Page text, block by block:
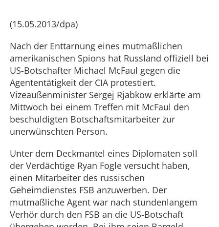
(15.05.2013/dpa)
Nach der Enttarnung eines mutmaßlichen
amerikanischen Spions hat Russland offiziell bei
US-Botschafter Michael McFaul gegen die
Agententätigkeit der CIA protestiert.
Vizeaußenminister Sergej Rjabkow erklärte am
Mittwoch bei einem Treffen mit McFaul den
beschuldigten Botschaftsmitarbeiter zur
unerwünschten Person.
Unter dem Deckmantel eines Diplomaten soll
der Verdächtige Ryan Fogle versucht haben,
einen Mitarbeiter des russischen
Geheimdienstes FSB anzuwerben. Der
mutmaßliche Agent war nach stundenlangem
Verhör durch den FSB an die US-Botschaft